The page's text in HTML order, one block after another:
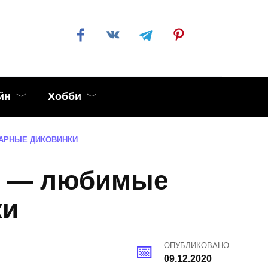
Хобби
ДИКОВИНКИ
— любимые
ОПУБЛИКОВАНО
09.12.2020